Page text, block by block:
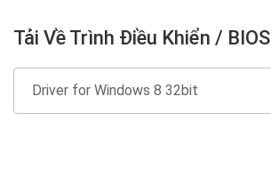
Tải Về Trình Điều Khiển / BIOS